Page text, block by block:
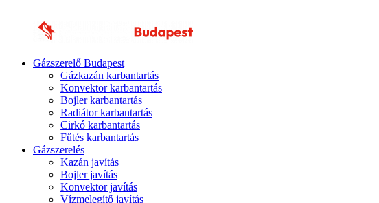
Gázszerelő Budapest
Gázkazán karbantartás
Konvektor karbantartás
Bojler karbantartás
Radiátor karbantartás
Cirkó karbantartás
Fűtés karbantartás
Gázszerelés
Kazán javítás
Bojler javítás
Konvektor javítás
Vízmelegítő javítás